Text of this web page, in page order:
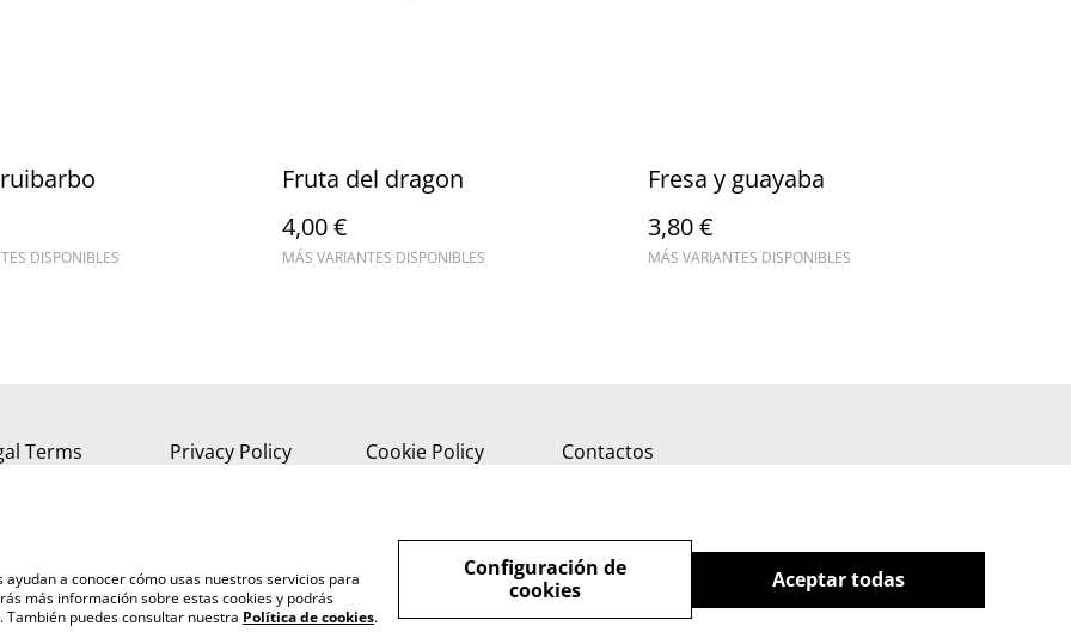
DISPONIBLES
Fruta del dragon
4,00 €
MÁS VARIANTES DISPONIBLES
Fresa y guayaba
3,80 €
MÁS VARIANTES DISPONIBLES
Terms Privacy Policy Cookie Policy Contactos
a conocer cómo usas nuestros servicios para
más información sobre estas cookies y podrás
puedes consultar nuestra Política de cookies.
Aceptar todas
Configuración de
cookies